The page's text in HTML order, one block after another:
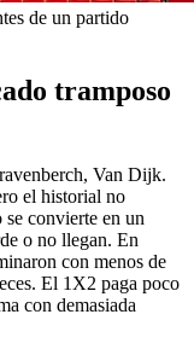
de un partido
tramposo
Van Dijk.
el historial no
convierte en un
o no llegan. En
con menos de
El 1X2 paga poco
con demasiada